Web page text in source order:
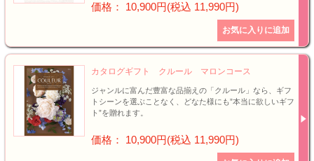
価格： 10,900円(税込 11,990円)
カタログギフト クルール マロンコース
ジャンルに富んだ豊富な品揃えの「クルール」なら、ギフ
トシーンを選ぶことなく、どなた様にも”本当に欲しいギフ
ト”を贈れます。
価格： 10,900円(税込 11,990円)